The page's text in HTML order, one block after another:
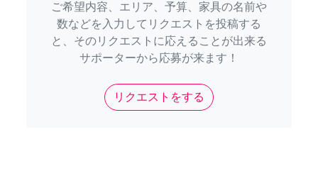
ご希望内容、エリア、予算、家具の名前や
数などを入力してリクエストを投稿する
と、そのリクエストに応えることが出来る
サポーターから応募が来ます！
リクエストをする